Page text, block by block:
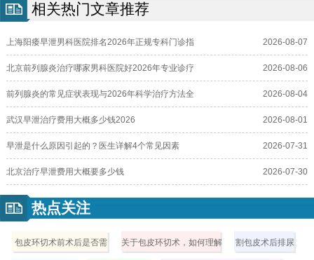
相关热门文章推荐
上海阳痿早泄男科医院排名2026年正规专科门诊指 2026-08-07
北京前列腺炎治疗哪家男科医院好2026年专业诊疗 2026-08-06
前列腺炎的常见症状表现与2026年科学治疗方法全 2026-08-04
武汉早泄治疗费用大概多少钱2026 2026-08-01
早泄是什么原因引起的？医生详解4个常见因素 2026-07-31
北京治疗早泄费用大概要多少钱 2026-07-30
热点关注
包皮环切术前术后是否需 关于包皮环切术，如何理解 割包皮术后排尿